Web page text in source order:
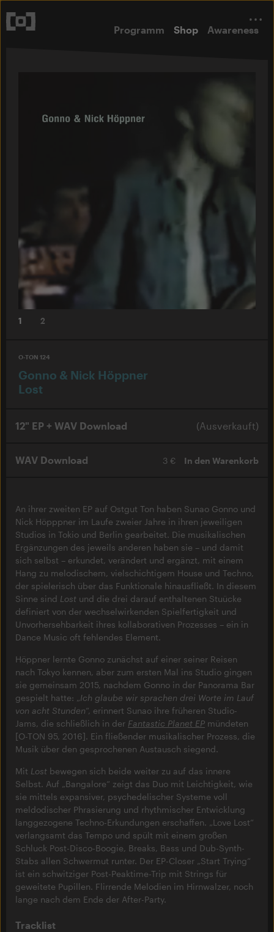
Programm Shop Awareness
1 2
O-TON 124
Gonno & Nick Höppner
Lost
12" EP + WAV Download (Ausverkauft)
WAV Download 3 € In den Warenkorb
An ihrer zweiten EP auf Ostgut Ton haben Sunao Gonno und
Nick Höpppner im Laufe zweier Jahre in ihren jeweiligen
Studios in Tokio und Berlin gearbeitet. Die musikalischen
Ergänzungen des jeweils anderen haben sie – und damit
sich selbst – erkundet, verändert und ergänzt, mit einem
Hang zu melodischem, vielschichtigem House und Techno,
der spielerisch über das Funktionale hinausfließt. In diesem
Sinne sind Lost und die drei darauf enthaltenen Stuücke
definiert von der wechselwirkenden Spielfertigkeit und
Unvorhersehbarkeit ihres kollaborativen Prozesses – ein in
Dance Music oft fehlendes Element.
Höppner lernte Gonno zunächst auf einer seiner Reisen
nach Tokyo kennen, aber zum ersten Mal ins Studio gingen
sie gemeinsam 2015, nachdem Gonno in der Panorama Bar
gespielt hatte: „Ich glaube wir sprachen drei Worte im Lauf
von acht Stunden“, erinnert Sunao ihre früheren Studio-
Jams, die schließlich in der Fantastic Planet EP mündeten
[O-TON 95, 2016]. Ein fließender musikalischer Prozess, die
Musik über den gesprochenen Austausch siegend.
Mit Lost bewegen sich beide weiter zu auf das innere
Selbst. Auf „Bangalore“ zeigt das Duo mit Leichtigkeit, wie
sie mittels expansiver, psychedelischer Systeme voll
meldodischer Phrasierung und rhythmischer Entwicklung
langgezogene Techno-Erkundungen erschaffen. „Love Lost“
verlangsamt das Tempo und spült mit einem großen
Schluck Post-Disco-Boogie, Breaks, Bass und Dub-Synth-
Stabs allen Schwermut runter. Der EP-Closer „Start Trying“
ist ein schwitziger Post-Peaktime-Trip mit Strings für
geweitete Pupillen. Flirrende Melodien im Hirnwalzer, noch
lange nach dem Ende der After-Party.
Tracklist